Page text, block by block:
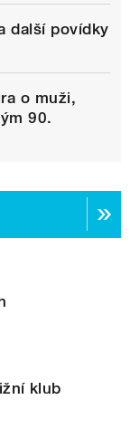
další povídky
o muži,
90.
klub